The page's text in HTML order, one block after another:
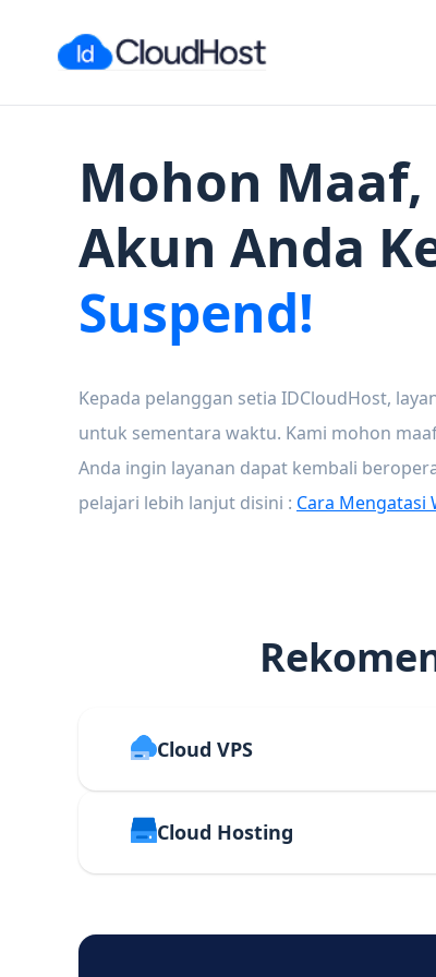
Mohon
Akun Anda
Suspend!
Kepada pelanggan setia IDCloudHost,
untuk sementara waktu. Kami mohon
Anda ingin layanan dapat kembali
pelajari lebih lanjut disini : Cara Mengatasi
Cloud VPS
Cloud Hosting